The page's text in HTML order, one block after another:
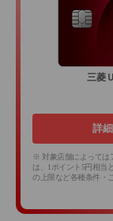
三菱
詳細
※ 対象店舗によっては
は、1ポイント5円相当
の上限など各種条件・